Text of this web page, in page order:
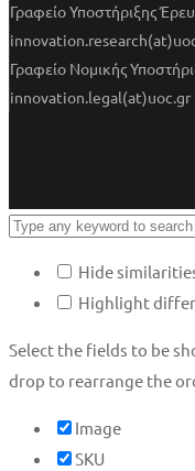
Γραφείο Υποστήριξης
Γραφείο Νομικής
innovation.legal(at)uoc.gr
Hide
Highlight
Select the fields to be
drop to rearrange the
Image
SKU